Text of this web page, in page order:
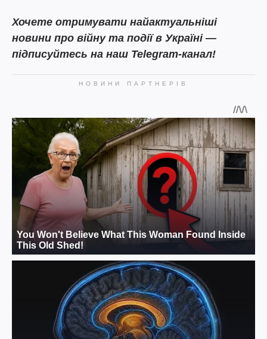
Хочете отримувати найактуальніші
новини про війну та події в Україні —
підписуйтесь на наш Telegram-канал!